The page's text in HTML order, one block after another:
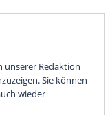
unserer Redaktion
Sie können
wieder